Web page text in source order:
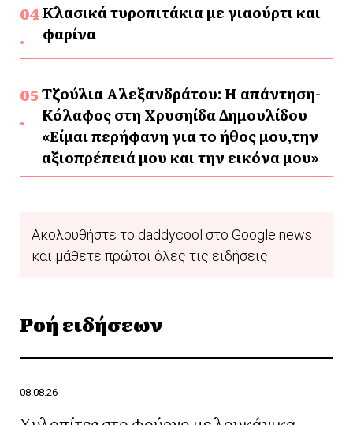
Κλασικά τυροπιτάκια με γιαούρτι και
φαρίνα
Τζούλια Αλεξανδράτου: Η απάντηση-
Κόλαφος στη Χρυσηίδα Δημουλίδου
«Είμαι περήφανη για το ήθος μου,την
αξιοπρέπειά μου και την εικόνα μου»
Ακολουθήστε το daddycool στο Google news
και μάθετε πρώτοι όλες τις ειδήσεις
Ροή ειδήσεων
08.08.26